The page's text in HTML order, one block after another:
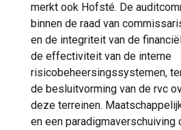
merkt ook Hofsté. De
binnen de raad van
en de integriteit van de
de effectiviteit van de interne
risicobeheersingssystemen,
de besluitvorming van de rvc
deze terreinen.
en een paradigmaverschuiving